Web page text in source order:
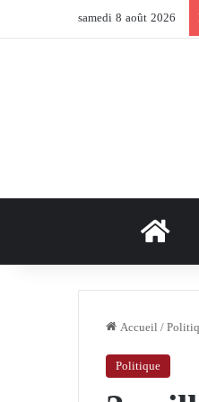
samedi 8 août 2026
Accueil/
Politique